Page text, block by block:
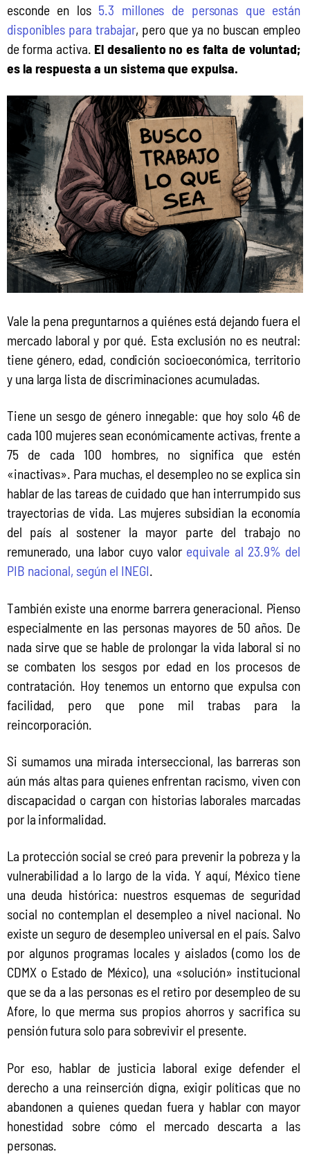
esconde en los 5.3 millones de personas que están
disponibles para trabajar, pero que ya no buscan empleo
de forma activa. El desaliento no es falta de voluntad;
es la respuesta a un sistema que expulsa.
Vale la pena preguntarnos a quiénes está dejando fuera el
mercado laboral y por qué. Esta exclusión no es neutral:
tiene género, edad, condición socioeconómica, territorio
y una larga lista de discriminaciones acumuladas.
Tiene un sesgo de género innegable: que hoy solo 46 de
cada 100 mujeres sean económicamente activas, frente a
75 de cada 100 hombres, no significa que estén
«inactivas». Para muchas, el desempleo no se explica sin
hablar de las tareas de cuidado que han interrumpido sus
trayectorias de vida. Las mujeres subsidian la economía
del país al sostener la mayor parte del trabajo no
remunerado, una labor cuyo valor equivale al 23.9% del
PIB nacional, según el INEGI.
También existe una enorme barrera generacional. Pienso
especialmente en las personas mayores de 50 años. De
nada sirve que se hable de prolongar la vida laboral si no
se combaten los sesgos por edad en los procesos de
contratación. Hoy tenemos un entorno que expulsa con
facilidad, pero que pone mil trabas para la
reincorporación.
Si sumamos una mirada interseccional, las barreras son
aún más altas para quienes enfrentan racismo, viven con
discapacidad o cargan con historias laborales marcadas
por la informalidad.
La protección social se creó para prevenir la pobreza y la
vulnerabilidad a lo largo de la vida. Y aquí, México tiene
una deuda histórica: nuestros esquemas de seguridad
social no contemplan el desempleo a nivel nacional. No
existe un seguro de desempleo universal en el país. Salvo
por algunos programas locales y aislados (como los de
CDMX o Estado de México), una «solución» institucional
que se da a las personas es el retiro por desempleo de su
Afore, lo que merma sus propios ahorros y sacrifica su
pensión futura solo para sobrevivir el presente.
Por eso, hablar de justicia laboral exige defender el
derecho a una reinserción digna, exigir políticas que no
abandonen a quienes quedan fuera y hablar con mayor
honestidad sobre cómo el mercado descarta a las
personas.